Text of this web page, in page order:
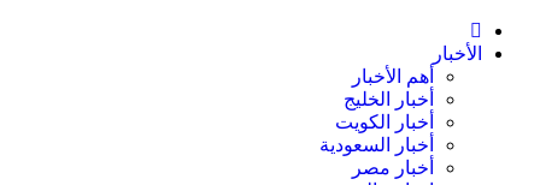
الأخبار
أهم الأخبار
أخبار الخليج
أخبار الكويت
أخبار السعودية
أخبار مصر